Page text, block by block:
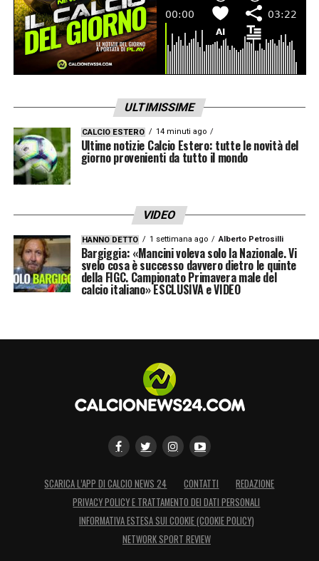
ULTIMISSIME
CALCIO ESTERO 14 minuti ago
Ultime notizie Calcio Estero: tutte le novità del
giorno provenienti da tutto il mondo
VIDEO
HANNO DETTO 1 settimana ago Alberto Petrosilli
Bargiggia: «Mancini voleva solo la Nazionale. Vi
svelo cosa è successo davvero dietro le quinte
della FIGC. Campionato Primavera male del
calcio italiano» ESCLUSIVA e VIDEO
SCARICA L’APP DI CALCIO NEWS 24 CONTATTI
REDAZIONE
PRIVACY POLICY E TRATTAMENTO DEI DATI PERSONALI
INFORMATIVA ESTESA SUI COOKIE (COOKIE POLICY)
NETWORK SPORT REVIEW